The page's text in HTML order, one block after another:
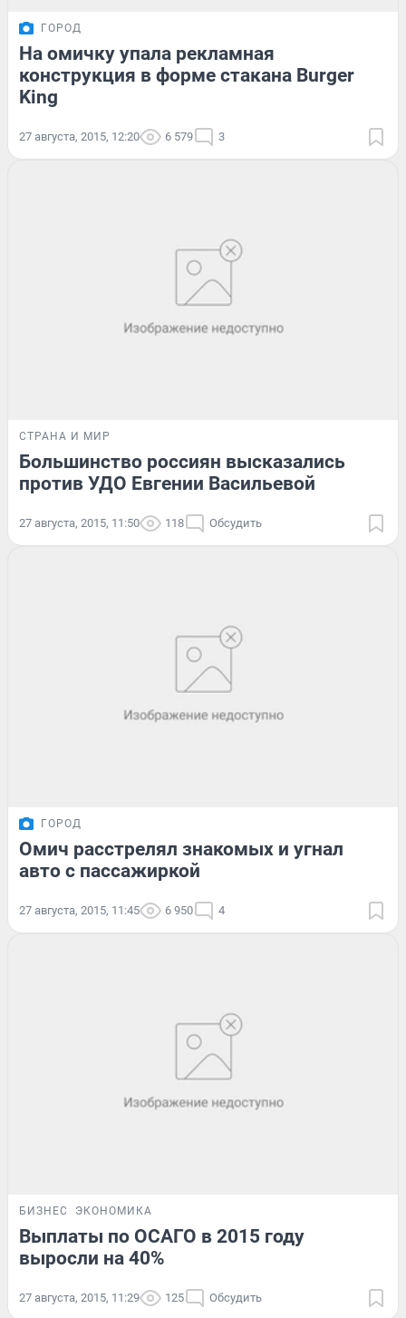
ГОРОД
На омичку упала рекламная
конструкция в форме стакана Burger
King
27 августа, 2015, 12:20 6 579 3
СТРАНА И МИР
Большинство россиян высказались
против УДО Евгении Васильевой
27 августа, 2015, 11:50 118 Обсудить
ГОРОД
Омич расстрелял знакомых и угнал
авто с пассажиркой
27 августа, 2015, 11:45 6 950 4
БИЗНЕС ЭКОНОМИКА
Выплаты по ОСАГО в 2015 году
выросли на 40%
27 августа, 2015, 11:29 125 Обсудить